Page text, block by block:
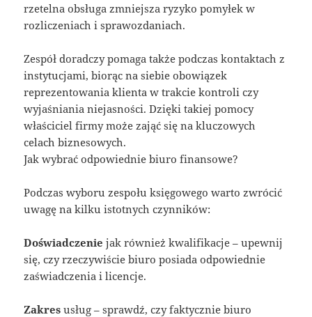
rzetelna obsługa zmniejsza ryzyko pomyłek w
rozliczeniach i sprawozdaniach.
Zespół doradczy pomaga także podczas kontaktach z
instytucjami, biorąc na siebie obowiązek
reprezentowania klienta w trakcie kontroli czy
wyjaśniania niejasności. Dzięki takiej pomocy
właściciel firmy może zająć się na kluczowych
celach biznesowych.
Jak wybrać odpowiednie biuro finansowe?
Podczas wyboru zespołu księgowego warto zwrócić
uwagę na kilku istotnych czynników:
Doświadczenie jak również kwalifikacje – upewnij
się, czy rzeczywiście biuro posiada odpowiednie
zaświadczenia i licencje.
Zakres usług – sprawdź, czy faktycznie biuro